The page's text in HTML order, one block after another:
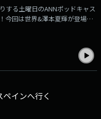
する土曜日のANNポッドキャス
今回は世界&澤本夏輝が登場！
c571a7fd-6a8d-4af3-
ま
です！番組公式Xアカウント
インへ行く